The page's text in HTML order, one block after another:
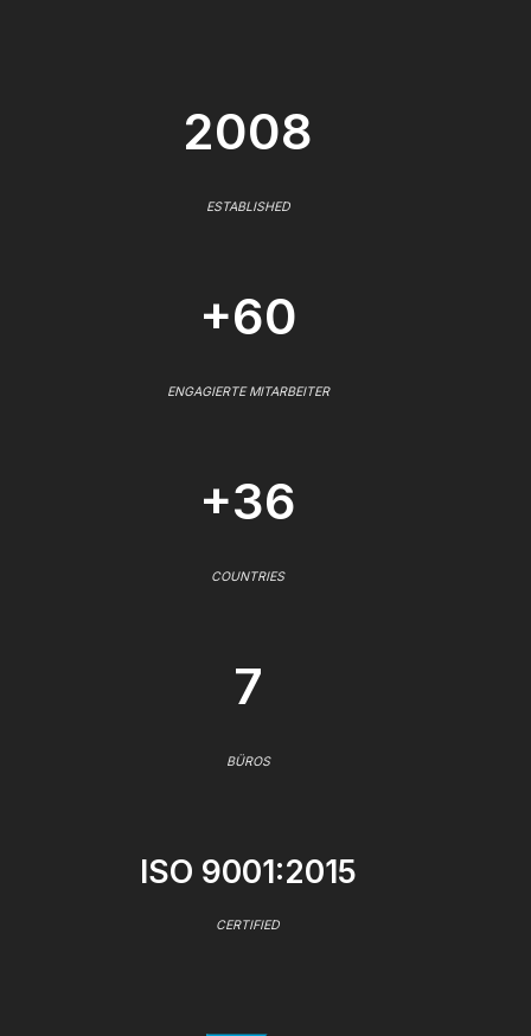
2008
ESTABLISHED
+60
ENGAGIERTE MITARBEITER
+36
COUNTRIES
7
BÜROS
ISO 9001:2015
CERTIFIED